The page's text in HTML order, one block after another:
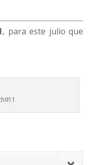
, para este julio que